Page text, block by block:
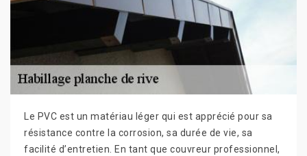
Le PVC est un matériau léger qui est apprécié pour sa
résistance contre la corrosion, sa durée de vie, sa
facilité d’entretien. En tant que couvreur professionnel,